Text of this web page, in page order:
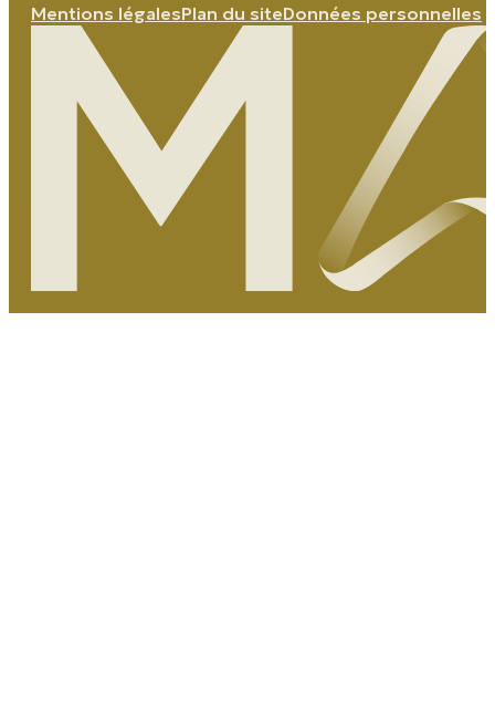
Mentions légalesPlan du siteDonnées personnelles